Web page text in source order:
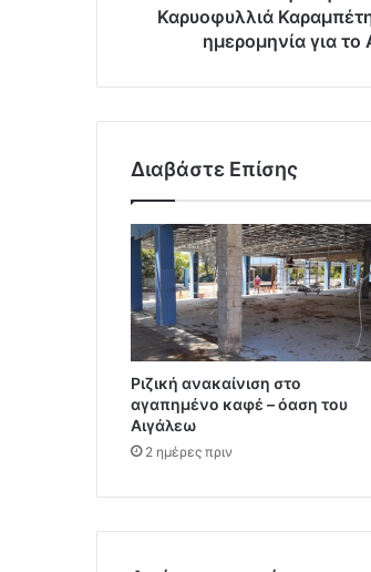
Καρυοφυλλιά
ημερομηνία για το
Διαβάστε Επίσης
Ριζική ανακαίνιση στο
αγαπημένο καφέ – όαση του
Αιγάλεω
2 ημέρες πριν